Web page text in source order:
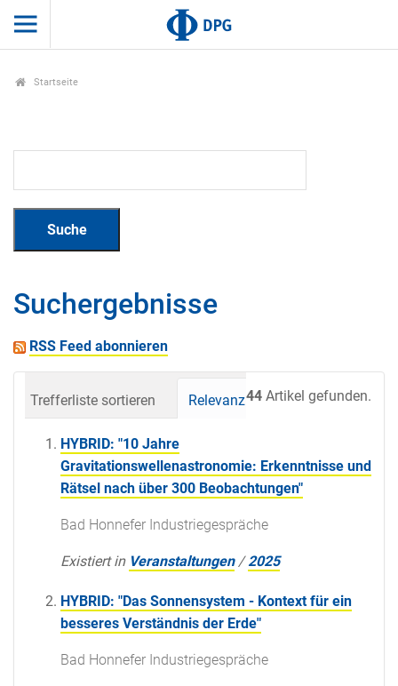
Startseite
Suchergebnisse
RSS Feed abonnieren
44 Artikel gefunden.
Trefferliste sortieren Relevanz Datum
HYBRID: "10 Jahre
Gravitationswellenastronomie: Erkenntnisse und
Rätsel nach über 300 Beobachtungen"
Bad Honnefer Industriegespräche
Existiert in Veranstaltungen /2025
HYBRID: "Das Sonnensystem - Kontext für ein
besseres Verständnis der Erde"
Bad Honnefer Industriegespräche